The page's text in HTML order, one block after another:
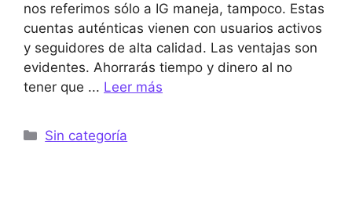
nos referimos sólo a IG maneja, tampoco. Estas
cuentas auténticas vienen con usuarios activos
y seguidores de alta calidad. Las ventajas son
evidentes. Ahorrarás tiempo y dinero al no
tener que ... Leer más
Categorías
Sin categoría